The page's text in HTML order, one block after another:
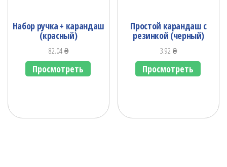
Набор ручка + карандаш
(красный)
82.04₴
Просмотреть
Простой карандаш с
резинкой (черный)
3.92₴
Просмотреть